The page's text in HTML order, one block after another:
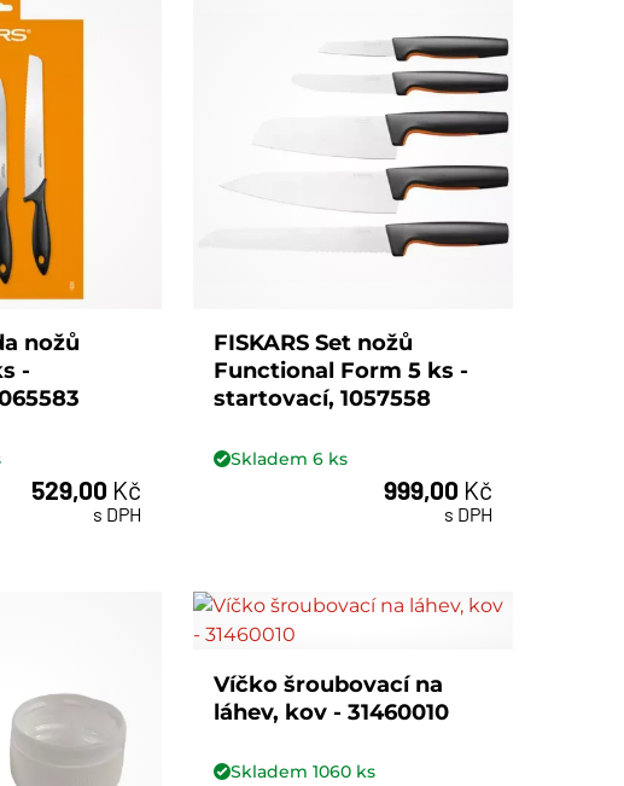
nožů
-
529,00 Kč
s DPH
FISKARS Set nožů
Functional Form 5 ks -
startovací, 1057558
Skladem6 ks
999,00 Kč
s DPH
Víčko šroubovací na
láhev, kov - 31460010
Skladem1060 ks